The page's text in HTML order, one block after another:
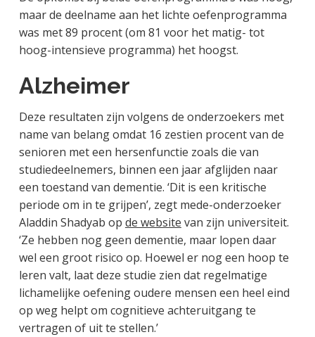
maar de deelname aan het lichte oefenprogramma
was met 89 procent (om 81 voor het matig- tot
hoog-intensieve programma) het hoogst.
Alzheimer
Deze resultaten zijn volgens de onderzoekers met
name van belang omdat 16 zestien procent van de
senioren met een hersenfunctie zoals die van
studiedeelnemers, binnen een jaar afglijden naar
een toestand van dementie. ‘Dit is een kritische
periode om in te grijpen’, zegt mede-onderzoeker
Aladdin Shadyab op de website van zijn universiteit.
‘Ze hebben nog geen dementie, maar lopen daar
wel een groot risico op. Hoewel er nog een hoop te
leren valt, laat deze studie zien dat regelmatige
lichamelijke oefening oudere mensen een heel eind
op weg helpt om cognitieve achteruitgang te
vertragen of uit te stellen.’